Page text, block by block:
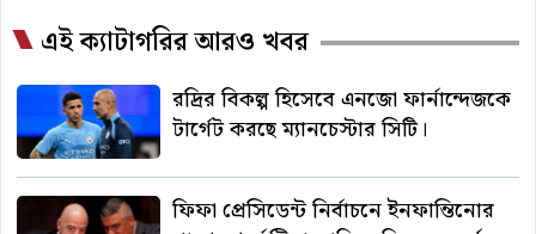
এই ক্যাটাগরির আরও খবর
রদ্রির বিকল্প হিসেবে এনজো ফার্নান্দেজকে
টার্গেট করছে ম্যানচেস্টার সিটি।
ফিফা প্রেসিডেন্ট নির্বাচনে ইনফান্তিনোর